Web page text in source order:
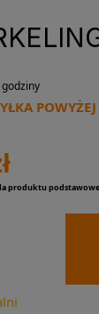
produktu